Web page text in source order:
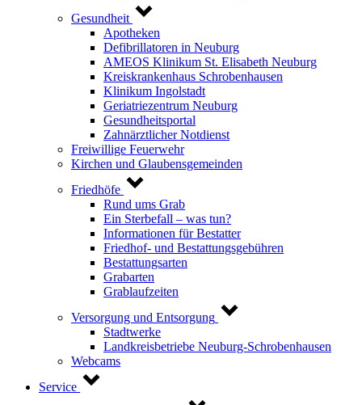
Gesundheit
Apotheken
Defibrillatoren in Neuburg
AMEOS Klinikum St. Elisabeth Neuburg
Kreiskrankenhaus Schrobenhausen
Klinikum Ingolstadt
Geriatriezentrum Neuburg
Gesundheitsportal
Zahnärztlicher Notdienst
Freiwillige Feuerwehr
Kirchen und Glaubensgemeinden
Friedhöfe
Rund ums Grab
Ein Sterbefall – was tun?
Informationen für Bestatter
Friedhof- und Bestattungsgebühren
Bestattungsarten
Grabarten
Grablaufzeiten
Versorgung und Entsorgung
Stadtwerke
Landkreisbetriebe Neuburg-Schrobenhausen
Webcams
Service